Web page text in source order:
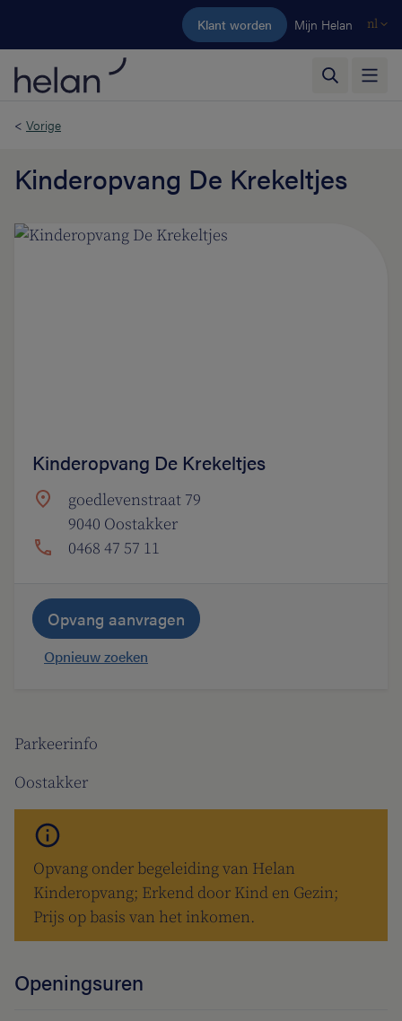
Ga naar de hoofdinhoud
Klant worden Mijn Helan nl
< Vorige
Kinderopvang De Krekeltjes
Parkeerinfo
Oostakker
Opvang onder begeleiding van Helan
Kinderopvang; Erkend door Kind en Gezin;
Prijs op basis van het inkomen.
Openingsuren
Kinderopvang De Krekeltjes
goedlevenstraat 79
9040 Oostakker
0468 47 57 11
Opvang aanvragen
Opnieuw zoeken